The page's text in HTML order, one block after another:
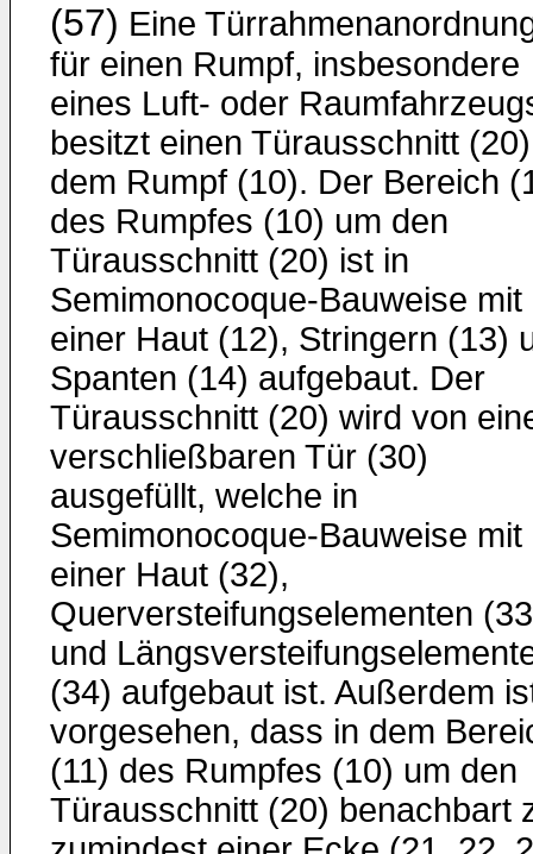
(57) Eine
für einen Rumpf, insbesondere
eines Luft- oder
besitzt einen Türausschnitt
dem Rumpf (10). Der Bereich
des Rumpfes (10) um den
Türausschnitt (20) ist in
Semimonocoque-Bauweise mit
einer Haut (12), Stringern (13)
Spanten (14) aufgebaut. Der
Türausschnitt (20) wird von
verschließbaren Tür (30)
ausgefüllt, welche in
Semimonocoque-Bauweise mit
einer Haut (32),
Querversteifungselementen
und
(34) aufgebaut ist. Außerdem
vorgesehen, dass in dem
(11) des Rumpfes (10) um den
Türausschnitt (20) benachbart